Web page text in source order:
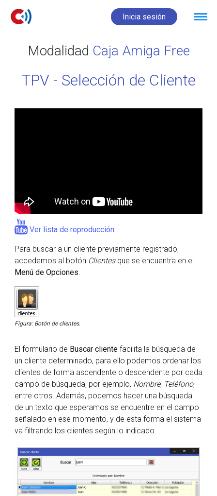
Inicia sesión
Modalidad Caja Amiga Free
TPV - Selección de Cliente
Ver lista de reproducción
Para buscar a un cliente previamente registrado,
accedemos al botón Clientesque se encuentra en el
Menú de Opciones.
Figura: Botón de clientes.
El formulario de Buscar cliente facilita la búsqueda de
un cliente determinado, para ello podemos ordenar los
clientes de forma ascendente o descendente por cada
campo de búsqueda, por ejemplo, Nombre, Teléfono,
entre otros. Además, podemos hacer una búsqueda
de un texto que esperamos se encuentre en el campo
señalado en ese momento, y de esta forma el sistema
va filtrando los clientes según lo indicado.